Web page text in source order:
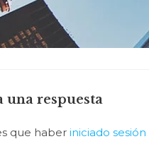
una respuesta
que haber iniciado sesión